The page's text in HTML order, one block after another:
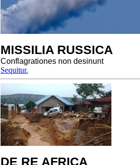
MISSILIA RUSSICA
Conflagrationes non desinunt
Sequitur.
DE RE AFRICA